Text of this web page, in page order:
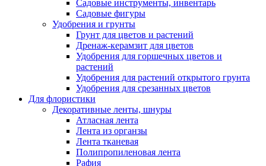
Садовые инструменты, инвентарь
Садовые фигуры
Удобрения и грунты
Грунт для цветов и растений
Дренаж-керамзит для цветов
Удобрения для горшечных цветов и
растений
Удобрения для растений открытого грунта
Удобрения для срезанных цветов
Для флористики
Декоративные ленты, шнуры
Атласная лента
Лента из органзы
Лента тканевая
Полипропиленовая лента
Рафия